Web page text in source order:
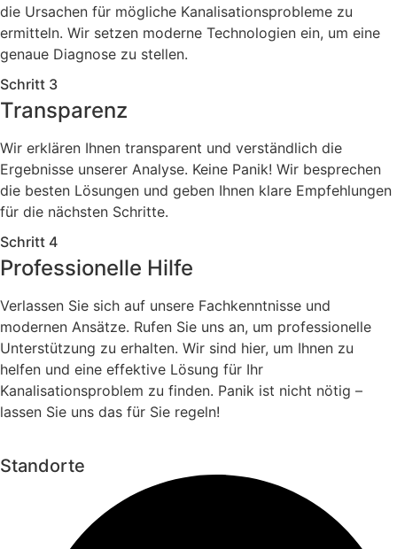
die Ursachen für mögliche Kanalisationsprobleme zu
ermitteln. Wir setzen moderne Technologien ein, um eine
genaue Diagnose zu stellen.
Schritt 3
Transparenz
Wir erklären Ihnen transparent und verständlich die
Ergebnisse unserer Analyse. Keine Panik! Wir besprechen
die besten Lösungen und geben Ihnen klare Empfehlungen
für die nächsten Schritte.
Schritt 4
Professionelle Hilfe
Verlassen Sie sich auf unsere Fachkenntnisse und
modernen Ansätze. Rufen Sie uns an, um professionelle
Unterstützung zu erhalten. Wir sind hier, um Ihnen zu
helfen und eine effektive Lösung für Ihr
Kanalisationsproblem zu finden. Panik ist nicht nötig –
lassen Sie uns das für Sie regeln!
Standorte